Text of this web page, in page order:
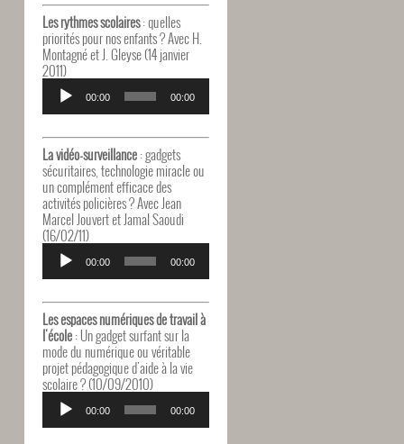
Les rythmes scolaires: quelles
priorités pour nos enfants ? Avec H.
Montagné et J. Gleyse (14 janvier
2011)
Lecteur
audio
00:00 00:00
La vidéo-surveillance: gadgets
sécuritaires, technologie miracle ou
un complément efficace des
activités policières ? Avec Jean
Marcel Jouvert et Jamal Saoudi
(16/02/11)
Lecteur
audio
00:00 00:00
Les espaces numériques de travail à
l'école: Un gadget surfant sur la
mode du numérique ou véritable
projet pédagogique d'aide à la vie
scolaire ? (10/09/2010)
Lecteur
audio
00:00 00:00